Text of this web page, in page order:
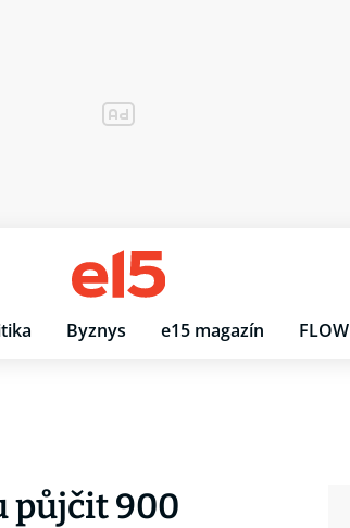
Byznys e15 magazín FLOW
půjčit 900